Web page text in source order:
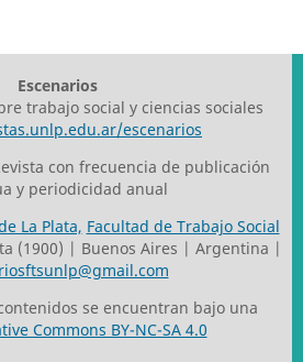
Escenarios
trabajo social y ciencias sociales
escenarios
con frecuencia de publicación
y periodicidad anual
La Plata, Facultad de Trabajo Social
(1900) | Buenos Aires | Argentina |
se encuentran bajo una
Commons BY-NC-SA 4.0